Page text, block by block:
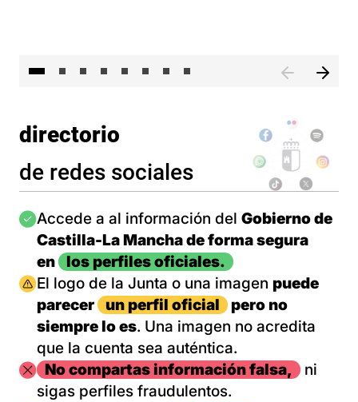
directorio
de redes sociales
Imagen
Accede a al información del Gobierno de
Castilla-La Mancha de forma segura
en
los perfiles oficiales.
Imagen
El logo de la Junta o una imagen puede
parecer
un perfil oficial
pero no
siempre lo es. Una imagen no acredita
que la cuenta sea auténtica.
ImagenNo compartas información falsa,
ni
sigas perfiles fraudulentos.